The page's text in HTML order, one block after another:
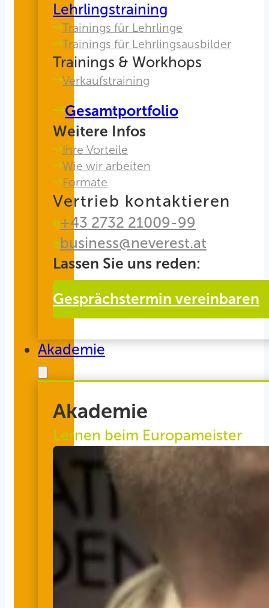
Lehrlingstraining
Trainings für Lehrlinge
Trainings für Lehrlingsausbilder
Trainings & Workhops
Verkaufstraining
Gesamtportfolio
Weitere Infos
Ihre Vorteile
Wie wir arbeiten
Formate
Vertrieb kontaktieren
+43 2732 21009-99
business@neverest.at
Lassen Sie uns reden:
Gesprächstermin vereinbaren
Akademie
Akademie
Lernen beim Europameister